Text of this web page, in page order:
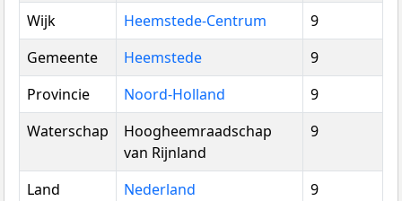
Wijk Heemstede-Centrum
9
Gemeente
Heemstede
9
Provincie
Noord-Holland
9
Waterschap
Hoogheemraadschap
van Rijnland
9
Land Nederland 9